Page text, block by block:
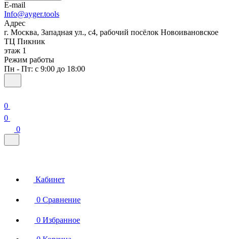
E-mail
Info@ayger.tools
Адрес
г. Москва, Западная ул., с4, рабочий посёлок Новоивановское
ТЦ Пикник
этаж 1
Режим работы
Пн - Пт: с 9:00 до 18:00
0
0
0
Кабинет
0 Сравнение
0 Избранное